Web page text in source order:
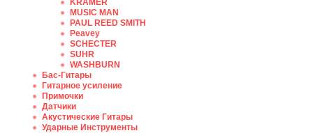
KRAMER
MUSIC MAN
PAUL REED SMITH
Peavey
SCHECTER
SUHR
WASHBURN
Бас-Гитары
Гитарное усиление
Примочки
Датчики
Акустические Гитары
Ударные Инструменты